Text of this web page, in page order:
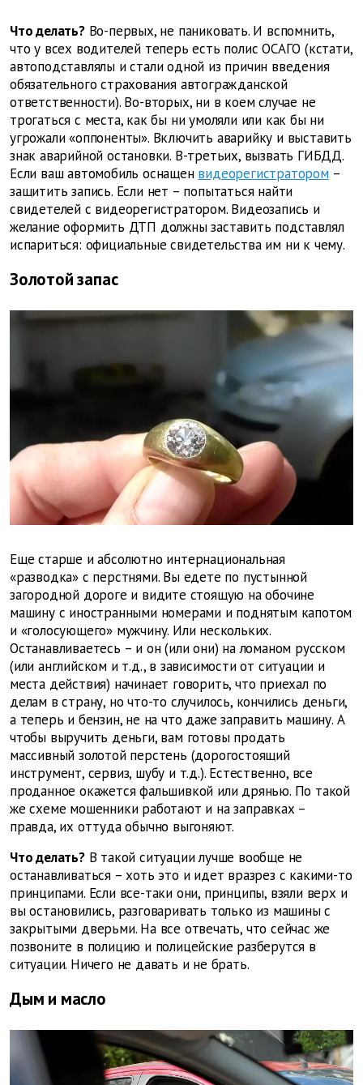
Что делать?Во-первых, не паниковать. И вспомнить,
что у всех водителей теперь есть полис ОСАГО (кстати,
автоподставлялы и стали одной из причин введения
обязательного страхования автогражданской
ответственности). Во-вторых, ни в коем случае не
трогаться с места, как бы ни умоляли или как бы ни
угрожали «оппоненты». Включить аварийку и выставить
знак аварийной остановки. В-третьих, вызвать ГИБДД.
Если ваш автомобиль оснащен видеорегистратором–
защитить запись. Если нет – попытаться найти
свидетелей с видеорегистратором. Видеозапись и
желание оформить ДТП должны заставить подставлял
испариться: официальные свидетельства им ни к чему.
Золотой запас
Еще старше и абсолютно интернациональная
«разводка» с перстнями. Вы едете по пустынной
загородной дороге и видите стоящую на обочине
машину с иностранными номерами и поднятым капотом
и «голосующего» мужчину. Или нескольких.
Останавливаетесь – и он (или они) на ломаном русском
(или английском и т.д., в зависимости от ситуации и
места действия) начинает говорить, что приехал по
делам в страну, но что-то случилось, кончились деньги,
а теперь и бензин, не на что даже заправить машину. А
чтобы выручить деньги, вам готовы продать
массивный золотой перстень (дорогостоящий
инструмент, сервиз, шубу и т.д.). Естественно, все
проданное окажется фальшивкой или дрянью. По такой
же схеме мошенники работают и на заправках –
правда, их оттуда обычно выгоняют.
Что делать?В такой ситуации лучше вообще не
останавливаться – хоть это и идет вразрез с какими-то
принципами. Если все-таки они, принципы, взяли верх и
вы остановились, разговаривать только из машины с
закрытыми дверьми. На все отвечать, что сейчас же
позвоните в полицию и полицейские разберутся в
ситуации. Ничего не давать и не брать.
Дым и масло